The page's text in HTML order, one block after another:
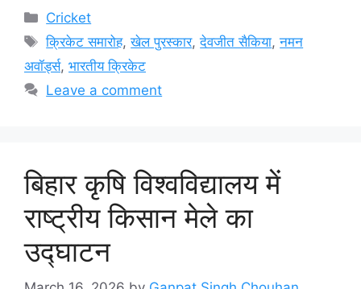
Categories
Cricket
Tags
क्रिकेट समारोह,खेल पुरस्कार,देवजीत सैकिया,नमन
अवॉर्ड्स, भारतीय क्रिकेट
Leave a comment
बिहार कृषि विश्वविद्यालय में
राष्ट्रीय किसान मेले का
उद्घाटन